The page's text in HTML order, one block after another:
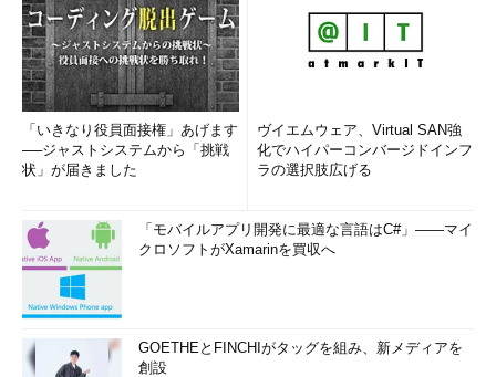
「いきなり役員面接権」あげます
──ジャストシステムから「挑戦
状」が届きました
ヴイエムウェア、Virtual SAN強
化でハイパーコンバージドインフ
ラの選択肢広げる
「モバイルアプリ開発に最適な言語はC#」――マイ
クロソフトがXamarinを買収へ
GOETHEとFINCHIがタッグを組み、新メディアを
創設